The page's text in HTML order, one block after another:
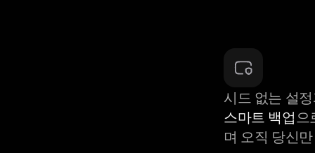
시드 없는 설
스마트 백업 으
며 오직 당신